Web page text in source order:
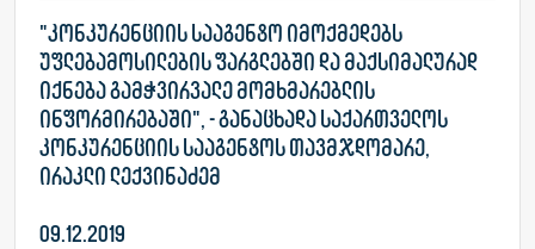
"კონკურენციის სააგენტო იმოქმედებს
უფლებამოსილების ფარგლებში და მაქსიმალურად
იქნება გამჭვირვალე მომხმარებლის
ინფორმირებაში", - განაცხადა საქართველოს
კონკურენციის სააგენტოს თავმჯდომარე,
ირაკლი ლექვინაძემ
09.12.2019